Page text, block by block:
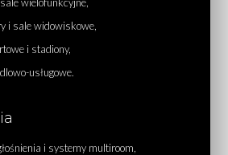
i sale widowiskowe,
i stadiony,
usługowe.
i systemy multiroom,